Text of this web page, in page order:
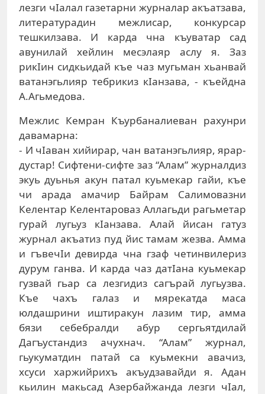
лезги чIалал газетарни журналар акъатзава,
литературадин межлисар, конкурсар
тешкилзава. И карда чна къуватар сад
авунилай хейлин месэлаяр аслу я. Заз
рикIин сидкьидай къе чаз мугьман хьанвай
ватанэгьлияр тебрикиз кIанзава, - къейдна
А.Агьмедова.
Межлис Кемран Къурбаналиеван рахунри
давамарна:
- И чIаван хийирар, чан ватанэгьлияр, ярар-
дустар! Сифтени-сифте заз “Алам” журналдиз
экуь дуьнья акун патал куьмекар гайи, къе
чи арада амачир Байрам Салимовазни
Келентар Келентароваз Аллагьди рагьметар
гурай лугьуз кIанзава. Алай йисан гатуз
журнал акъатиз пуд йис тамам жезва. Амма
и гъвечIи девирда чна гзаф четинвилериз
дурум ганва. И карда чаз датIана куьмекар
гузвай гьар са лезгидиз сагърай лугьузва.
Къе чахъ галаз и мярекатда маса
юлдашрини иштиракун лазим тир, амма
бязи себебралди абур сергьятдилай
Дагъустандиз ачухнач. “Алам” журнал,
гьукуматдин патай са куьмекни авачиз,
хсуси харжийрихъ акъудзавайди я. Адан
кьилин макьсад Азербайжанда лезги чIал,